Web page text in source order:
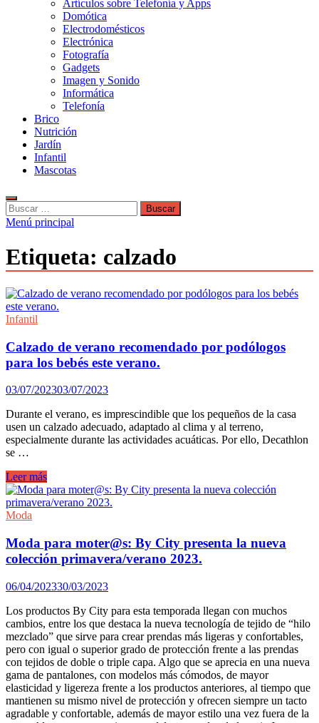
Artículos sobre Telefonía y Apps
Domótica
Electrodomésticos
Electrónica
Fotografía
Gadgets
Imagen y Sonido
Informática
Telefonía
Brico
Nutrición
Jardín
Infantil
Mascotas
Buscar:
Menú principal
Etiqueta: calzado
Infantil
Calzado de verano recomendado por podólogos
para los bebés este verano.
03/07/202303/07/2023
Durante el verano, es imprescindible que los pequeños de la casa
usen un calzado adecuado, adaptado al clima y al terreno,
especialmente durante las actividades acuáticas. Por ello, Decathlon
se …
Calzado
de
verano
recomendado
podólogos
para
los
este
verano.
Leer más
Moda
Moda para moter@s: By City presenta la nueva
colección primavera/verano 2023.
06/04/202330/03/2023
Los productos By City para esta temporada llegan con muchos
cambios, entre los que destaca la nueva tecnología de tejido de “hilo
mezclado” que sirve para crear prendas más ligeras y confortables,
pero con igual o superior grado de protección frente a las prendas
con tejidos de doble o triple capa. Algo que se aprecia en una nueva
gama de pantalones, con modelos más cómodos, de mayor
elasticidad y ligereza frente a los productos anteriores, al tiempo que
mantienen su mismo nivel de protección y ofrecen siempre un tacto
agradable y confortable, además de mayor estilo una vez fuera de la